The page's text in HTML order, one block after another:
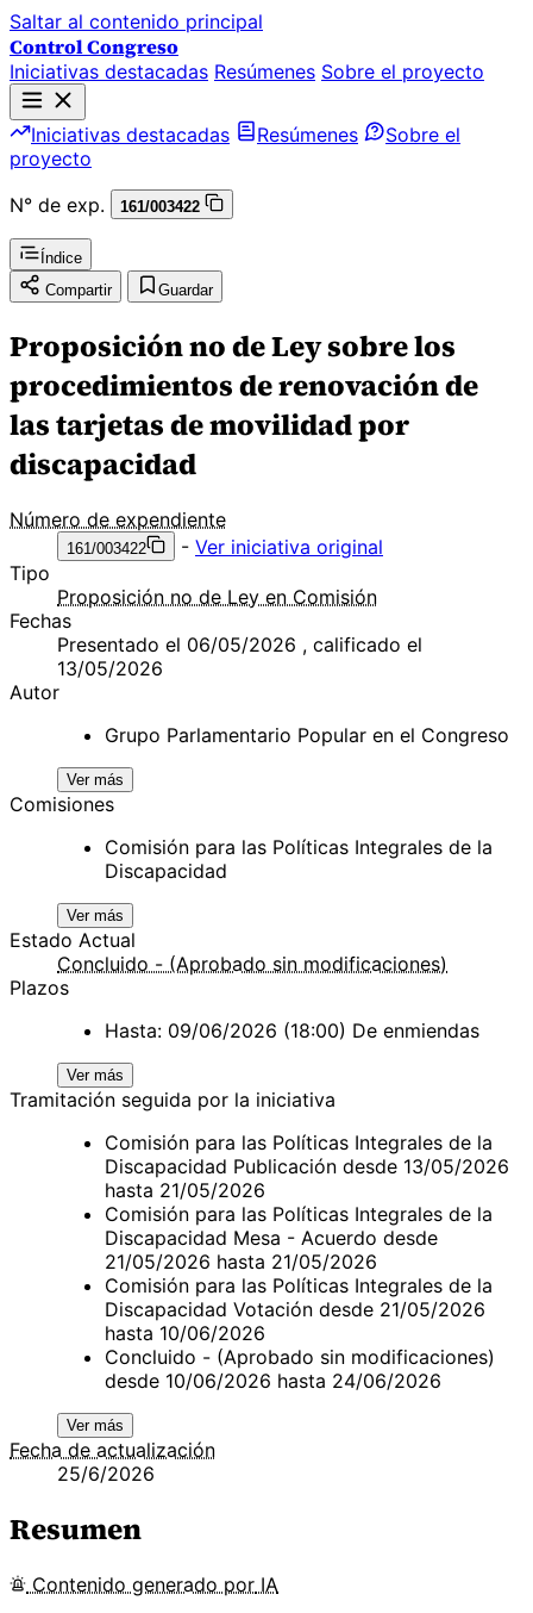
Saltar al contenido principal
Control Congreso
Iniciativas destacadas Resúmenes Sobre el proyecto
Iniciativas destacadas Resúmenes
Sobre el
proyecto
N° de exp.
161/003422
Índice
Compartir
Guardar
Proposición no de Ley sobre los
procedimientos de renovación de
las tarjetas de movilidad por
discapacidad
Número de expendiente
161/003422 - Ver iniciativa original
Tipo
Proposición no de Ley en Comisión
Fechas
Presentado el 06/05/2026 , calificado el
13/05/2026
Autor
Grupo Parlamentario Popular en el Congreso
Ver más
Comisiones
Comisión para las Políticas Integrales de la
Discapacidad
Ver más
Estado Actual
Concluido - (Aprobado sin modificaciones)
Plazos
Hasta: 09/06/2026 (18:00) De enmiendas
Ver más
Tramitación seguida por la iniciativa
Comisión para las Políticas Integrales de la
Discapacidad Publicación desde 13/05/2026
hasta 21/05/2026
Comisión para las Políticas Integrales de la
Discapacidad Mesa - Acuerdo desde
21/05/2026 hasta 21/05/2026
Comisión para las Políticas Integrales de la
Discapacidad Votación desde 21/05/2026
hasta 10/06/2026
Concluido - (Aprobado sin modificaciones)
desde 10/06/2026 hasta 24/06/2026
Ver más
Fecha de actualización
25/6/2026
Resumen
Contenido generado por IA